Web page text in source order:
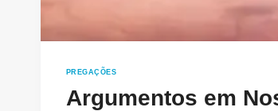
PREGAÇÕES
Argumentos em